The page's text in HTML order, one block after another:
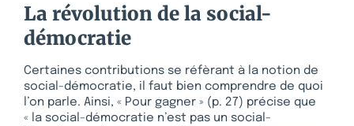
La révolution de la social-
démocratie
Certaines contributions se réfèrant à la notion de
social-démocratie, il faut bien comprendre de quoi
l’on parle. Ainsi, « Pour gagner » (p. 27) précise que
« la social-démocratie n’est pas un social-